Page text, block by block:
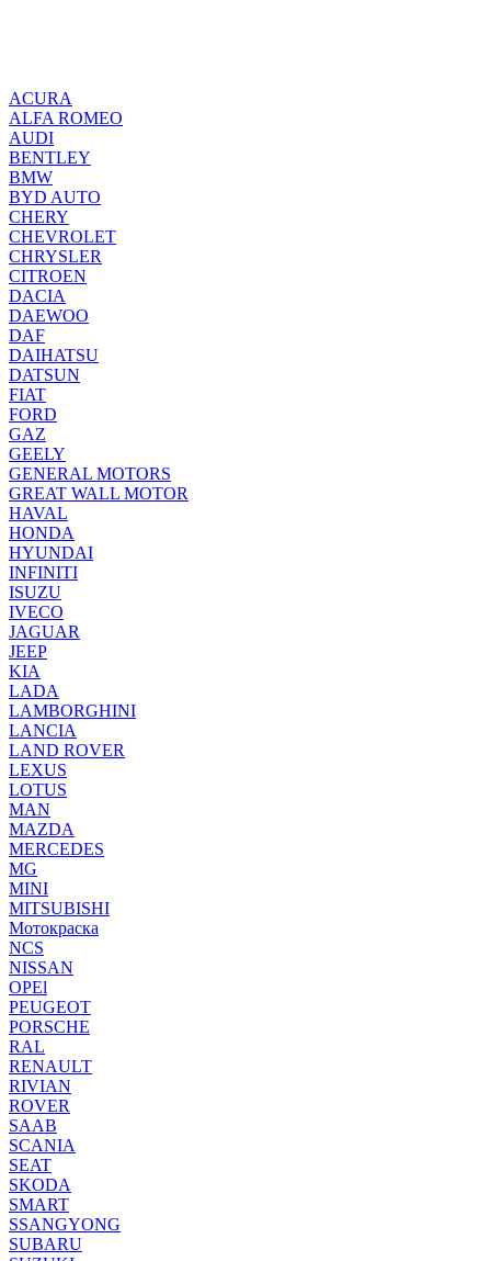
ACURA
ALFA ROMEO
AUDI
BENTLEY
BMW
BYD AUTO
CHERY
CHEVROLET
CHRYSLER
CITROEN
DACIA
DAEWOO
DAF
DAIHATSU
DATSUN
FIAT
FORD
GAZ
GEELY
GENERAL MOTORS
GREAT WALL MOTOR
HAVAL
HONDA
HYUNDAI
INFINITI
ISUZU
IVECO
JAGUAR
JEEP
KIA
LADA
LAMBORGHINI
LANCIA
LAND ROVER
LEXUS
LOTUS
MAN
MAZDA
MERCEDES
MG
MINI
MITSUBISHI
Мотокраска
NCS
NISSAN
OPEl
PEUGEOT
PORSCHE
RAL
RENAULT
RIVIAN
ROVER
SAAB
SCANIA
SEAT
SKODA
SMART
SSANGYONG
SUBARU